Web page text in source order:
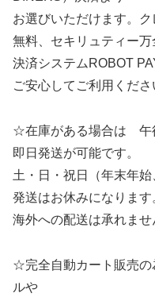
お選びいただけます。
無料、セキリュティー万
決済システムROBOT
ご安心してご利用くださ
☆在庫がある場合は 午
即日発送が可能です。
土・日・祝日（年末年
発送はお休みになります
海外への配送は承れませ
☆完全自動カート販売の
ルや